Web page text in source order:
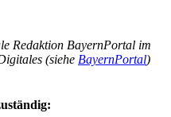
Redaktion BayernPortal im
(siehe BayernPortal)